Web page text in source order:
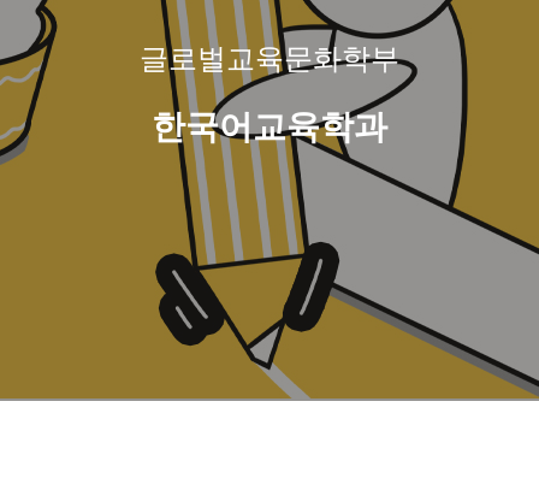
글로벌교육문화학부
한국어교육학과